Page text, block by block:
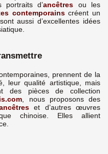
portraits d’ancêtres ou les
contemporainscréent un
aussi d’excellentes idées
prennent de la
leur qualité artistique, mais
des pièces de collection
, nous proposons des
et d’autres œuvres
chinoise. Elles allient